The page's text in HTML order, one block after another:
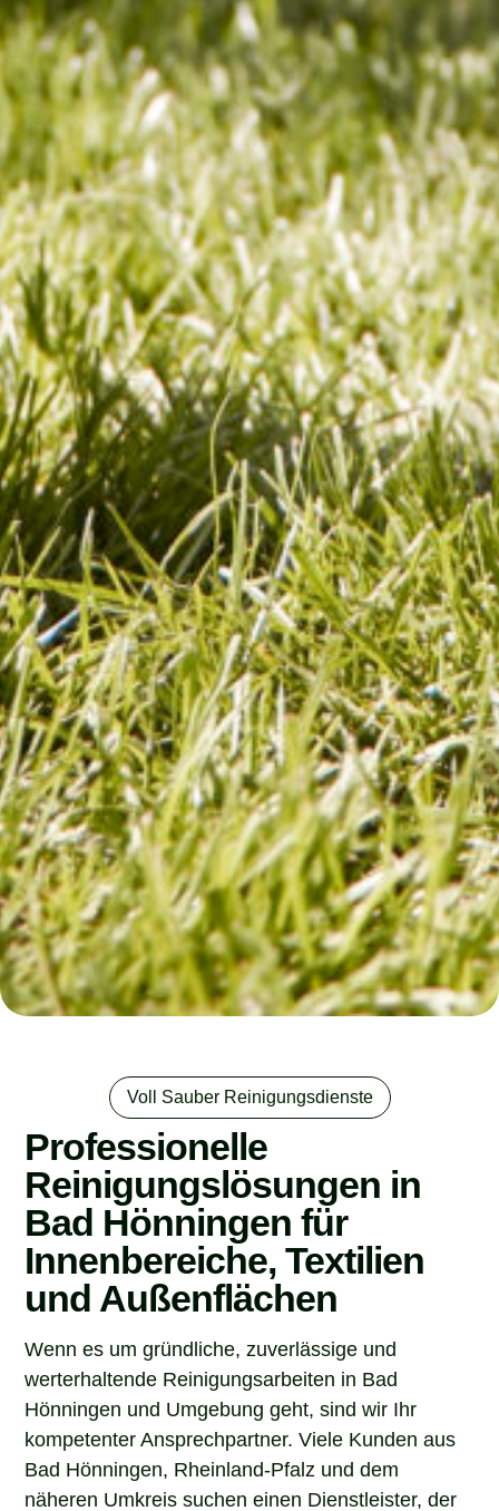
Voll Sauber Reinigungsdienste
Professionelle
Reinigungslösungen in
Bad Hönningen für
Innenbereiche, Textilien
und Außenflächen
Wenn es um gründliche, zuverlässige und
werterhaltende Reinigungsarbeiten in Bad
Hönningen und Umgebung geht, sind wir Ihr
kompetenter Ansprechpartner. Viele Kunden aus
Bad Hönningen, Rheinland-Pfalz und dem
näheren Umkreis suchen einen Dienstleister, der